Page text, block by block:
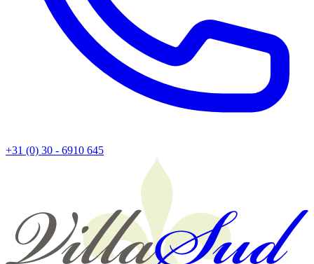
+31 (0) 30 - 6910 645